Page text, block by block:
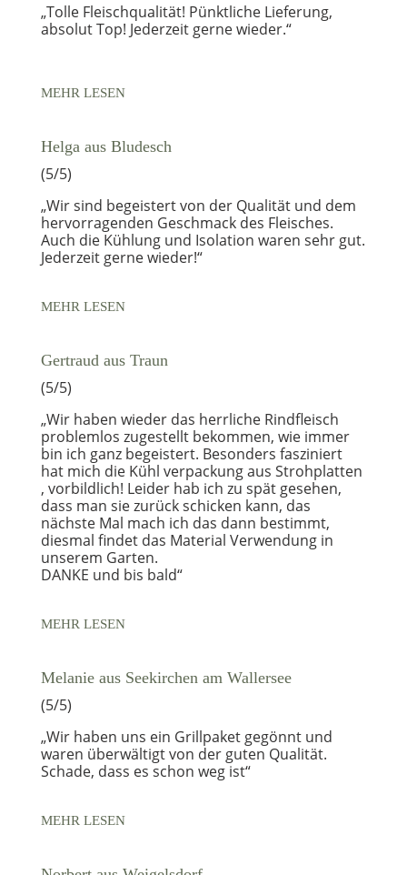
„Tolle Fleischqualität! Pünktliche Lieferung,
absolut Top! Jederzeit gerne wieder.“
MEHR LESEN
Helga aus Bludesch
(5/5)
„Wir sind begeistert von der Qualität und dem
hervorragenden Geschmack des Fleisches.
Auch die Kühlung und Isolation waren sehr gut.
Jederzeit gerne wieder!“
MEHR LESEN
Gertraud aus Traun
(5/5)
„Wir haben wieder das herrliche Rindfleisch
problemlos zugestellt bekommen, wie immer
bin ich ganz begeistert. Besonders fasziniert
hat mich die Kühl verpackung aus Strohplatten
, vorbildlich! Leider hab ich zu spät gesehen,
dass man sie zurück schicken kann, das
nächste Mal mach ich das dann bestimmt,
diesmal findet das Material Verwendung in
unserem Garten.
DANKE und bis bald“
MEHR LESEN
Melanie aus Seekirchen am Wallersee
(5/5)
„Wir haben uns ein Grillpaket gegönnt und
waren überwältigt von der guten Qualität.
Schade, dass es schon weg ist“
MEHR LESEN